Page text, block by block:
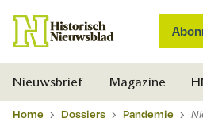
Nieuwsbrief Magazine
Home Dossiers Pandemie